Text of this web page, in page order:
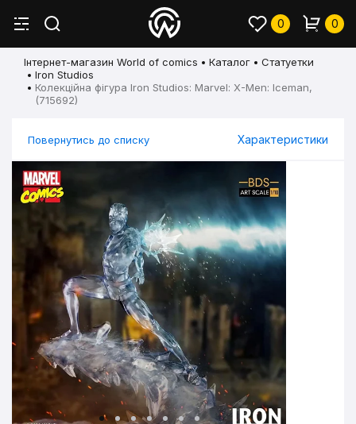
0 0
Інтернет-магазин World of comics Каталог
Статуетки
Iron Studios
Колекційна фігура Iron Studios: Marvel: X-Men: Iceman,
(715692)
Повернутись до списку Характеристики